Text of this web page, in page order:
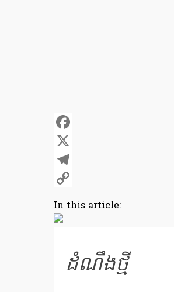
Facebook
X
Telegram
Link
In this article:
ដំណឹងថ្មី